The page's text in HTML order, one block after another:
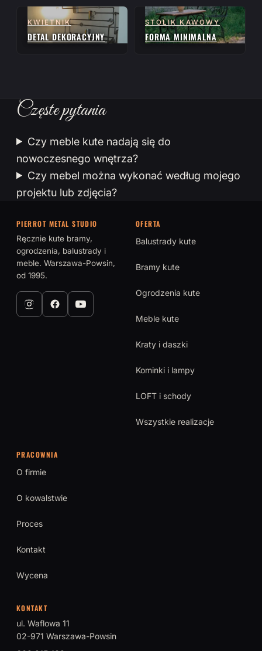
KWIETNIK
DETAL DEKORACYJNY
STOLIK KAWOWY
FORMA MINIMALNA
Częste pytania
Czy meble kute nadają się do
nowoczesnego wnętrza?
Czy mebel można wykonać według mojego
projektu lub zdjęcia?
PIERROT METAL STUDIO
Ręcznie kute bramy,
ogrodzenia, balustrady i
meble. Warszawa-Powsin,
od 1995.
OFERTA
Balustrady kute
Bramy kute
Ogrodzenia kute
Meble kute
Kraty i daszki
Kominki i lampy
LOFT i schody
Wszystkie realizacje
PRACOWNIA
O firmie
O kowalstwie
Proces
Kontakt
Wycena
KONTAKT
ul. Waflowa 11
02-971 Warszawa-Powsin